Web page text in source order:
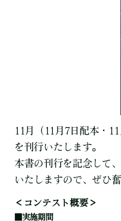
11月（11月7日配本・
を刊行いたします。
本書の刊行を記念して
いたしますので、ぜひ
＜コンテスト概要＞
■実施期間